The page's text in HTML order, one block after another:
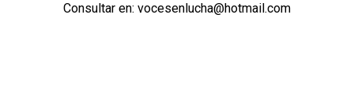
Consultar en: vocesenlucha@hotmail.com